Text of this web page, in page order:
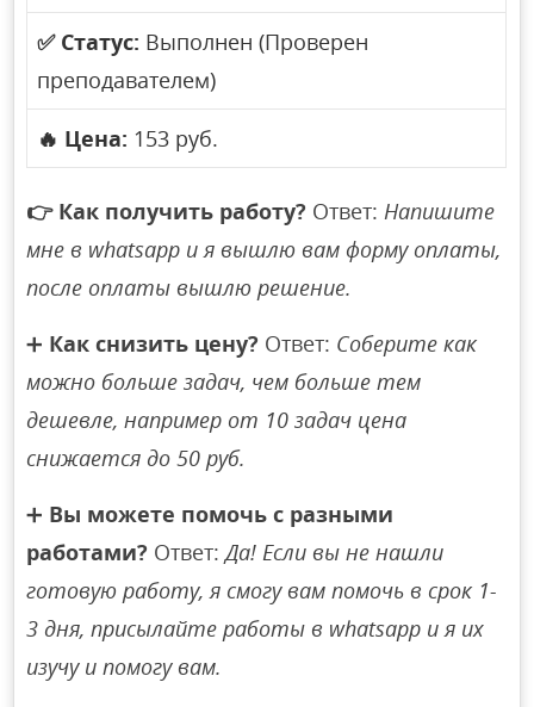
✅ Статус: Выполнен (Проверен
преподавателем)
🔥 Цена: 153 руб.
👉 Как получить работу? Ответ:Напишите
мне в whatsapp и я вышлю вам форму оплаты,
после оплаты вышлю решение.
➕ Как снизить цену? Ответ: Соберите как
можно больше задач, чем больше тем
дешевле, например от 10 задач цена
снижается до 50 руб.
➕ Вы можете помочь с разными
работами? Ответ:Да! Если вы не нашли
готовую работу, я смогу вам помочь в срок 1-
3 дня, присылайте работы в whatsapp и я их
изучу и помогу вам.